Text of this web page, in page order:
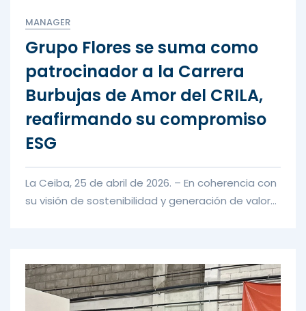
MANAGER
Grupo Flores se suma como
patrocinador a la Carrera
Burbujas de Amor del CRILA,
reafirmando su compromiso
ESG
La Ceiba, 25 de abril de 2026. – En coherencia con
su visión de sostenibilidad y generación de valor